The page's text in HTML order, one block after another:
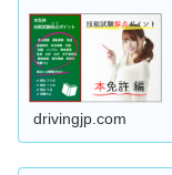
drivingjp.com